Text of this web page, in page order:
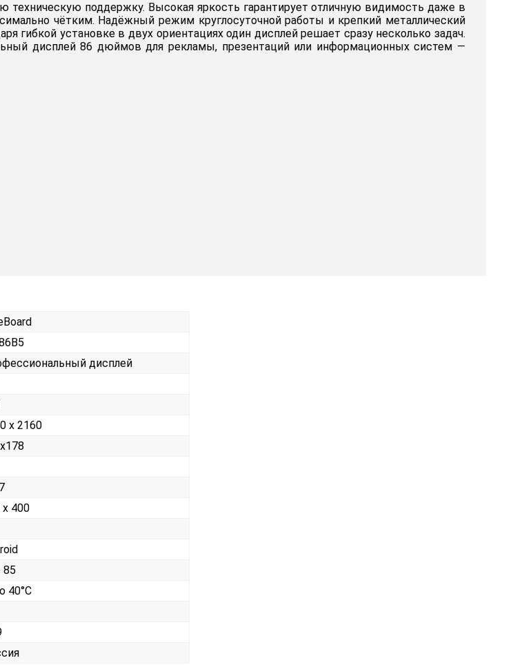
поддержку. Высокая яркость гарантирует отличную видимость даже в
чётким. Надёжный режим круглосуточной работы и крепкий металлический
гибкой установке в двух ориентациях один дисплей решает сразу несколько задач.
дисплей 86 дюймов для рекламы, презентаций или информационных систем —
дисплей
x 2160
x 400
85
40°C